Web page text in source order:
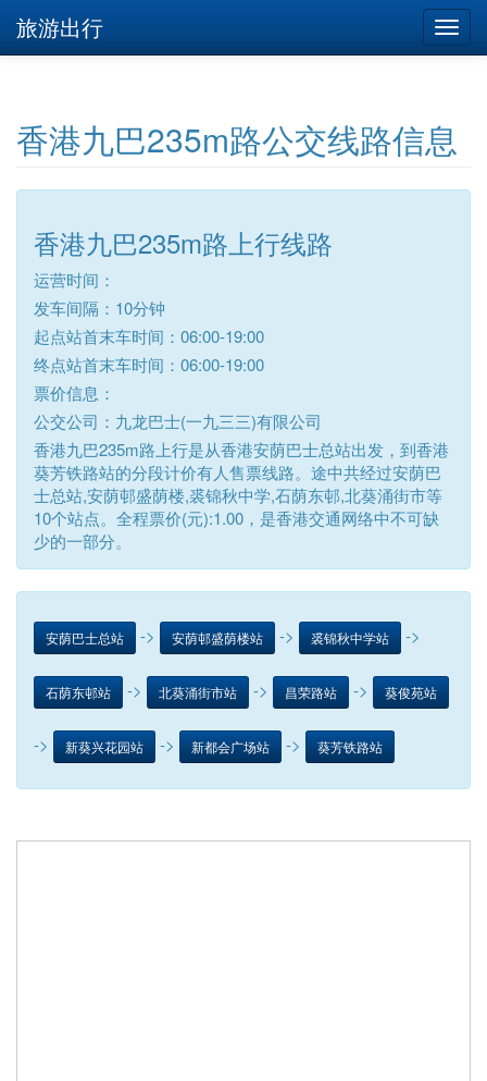
旅游出行
香港九巴235m路公交线路信息
香港九巴235m路上行线路
运营时间：
发车间隔：10分钟
起点站首末车时间：06:00-19:00
终点站首末车时间：06:00-19:00
票价信息：
公交公司：九龙巴士(一九三三)有限公司
香港九巴235m路上行是从香港安荫巴士总站出发，到香港
葵芳铁路站的分段计价有人售票线路。途中共经过安荫巴
士总站,安荫邨盛荫楼,裘锦秋中学,石荫东邨,北葵涌街市等
10个站点。全程票价(元):1.00，是香港交通网络中不可缺
少的一部分。
安荫巴士总站 -> 安荫邨盛荫楼站 -> 裘锦秋中学站 ->
石荫东邨站 -> 北葵涌街市站 -> 昌荣路站 -> 葵俊苑站
-> 新葵兴花园站 -> 新都会广场站 -> 葵芳铁路站